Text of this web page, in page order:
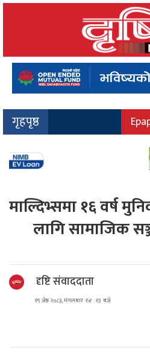
गृहपृष्ठ
माल्दिभ्समा १६ वर्ष
लागि सामाजिक
दृष्टि संवाददाता
१९ जेष्ठ २०८३, मंगलबार १४ : १३ बजे